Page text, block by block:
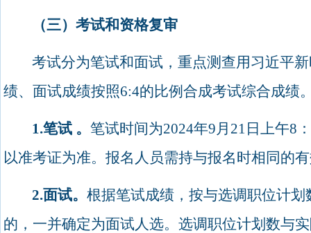
（三）考试和资格复审
考试分为笔试和面试，重点测查用习近平
绩、面试成绩按照6:4的比例合成考试综合成绩
1.笔试 。 笔试时间为2024年9月 21 日上午8 ：
以准考证为准。报名人员需持与报名时相同的
2.面试。 根据笔试成绩，按与选调职位计划
的，一并确定为面试人选。选调职位计划数与